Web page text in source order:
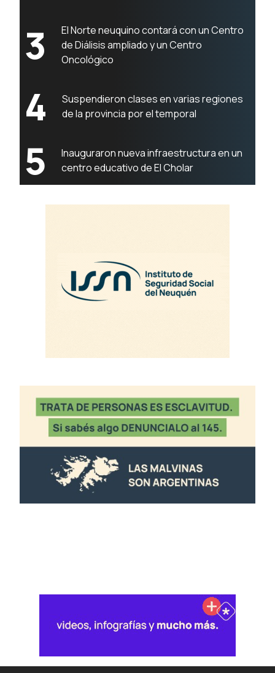
3
El Norte neuquino contará con un Centro
de Diálisis ampliado y un Centro
Oncológico
4
Suspendieron clases en varias regiones
de la provincia por el temporal
5
Inauguraron nueva infraestructura en un
centro educativo de El Cholar